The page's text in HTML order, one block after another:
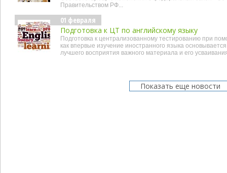
Правительством РФ...
01 февраля
Подготовка к ЦТ по английскому языку
Подготовка к централизованному тестированию при
как впервые изучение иностранного языка
лучшего восприятия важного материала и его
Показать еще новости